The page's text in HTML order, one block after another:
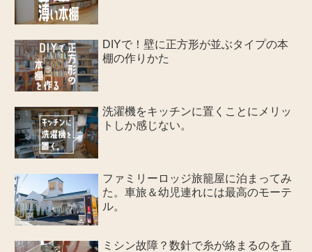
DIYで！壁に正方形が並ぶタイプの本
棚の作りかた
洗濯機をキッチンに置くことにメリッ
トしか感じない。
ファミリーロッジ旅籠屋に泊まってみ
た。車旅＆幼児連れには最高のモーテ
ル。
ミシン故障？数針で糸が絡まるのを直